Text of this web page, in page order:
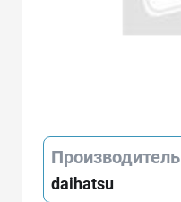
Производитель
daihatsu